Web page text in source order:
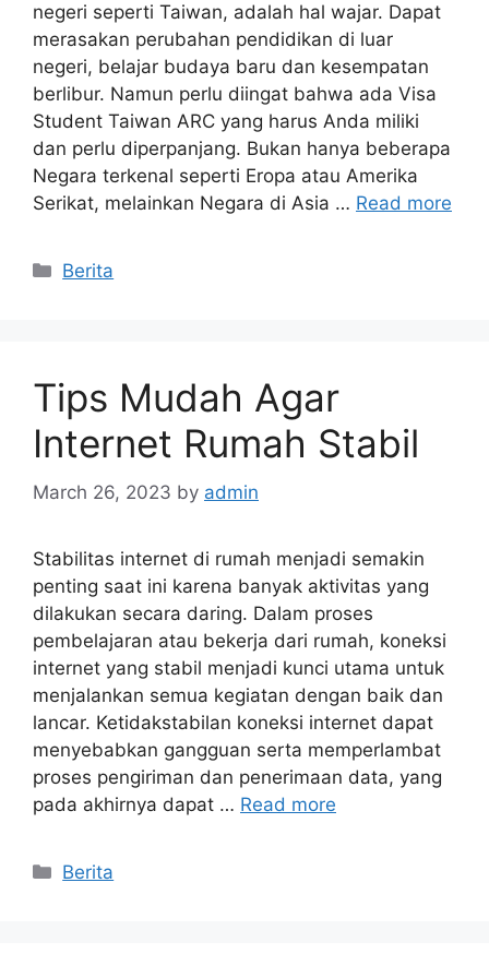
negeri seperti Taiwan, adalah hal wajar. Dapat
merasakan perubahan pendidikan di luar
negeri, belajar budaya baru dan kesempatan
berlibur. Namun perlu diingat bahwa ada Visa
Student Taiwan ARC yang harus Anda miliki
dan perlu diperpanjang. Bukan hanya beberapa
Negara terkenal seperti Eropa atau Amerika
Serikat, melainkan Negara di Asia … Read more
Categories
Berita
Tips Mudah Agar
Internet Rumah Stabil
March 26, 2023 by admin
Stabilitas internet di rumah menjadi semakin
penting saat ini karena banyak aktivitas yang
dilakukan secara daring. Dalam proses
pembelajaran atau bekerja dari rumah, koneksi
internet yang stabil menjadi kunci utama untuk
menjalankan semua kegiatan dengan baik dan
lancar. Ketidakstabilan koneksi internet dapat
menyebabkan gangguan serta memperlambat
proses pengiriman dan penerimaan data, yang
pada akhirnya dapat … Read more
Categories
Berita